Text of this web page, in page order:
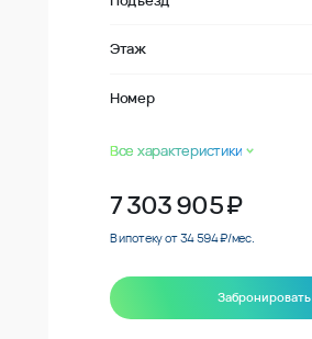
Этаж
Номер
Все характеристики
7 303 905₽
В ипотеку от 34 594 ₽/мес.
Забронировать